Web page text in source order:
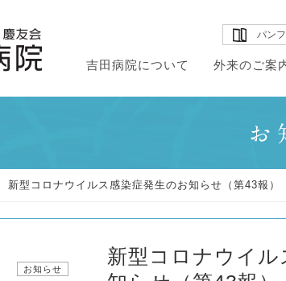
吉田病院について
吉田病院について
外来のご案
外来のご案内
入院のご案内
パン
新型コロナウイルス感染症発生のお知らせ（第43報）
お知らせ
新型コロナウイル